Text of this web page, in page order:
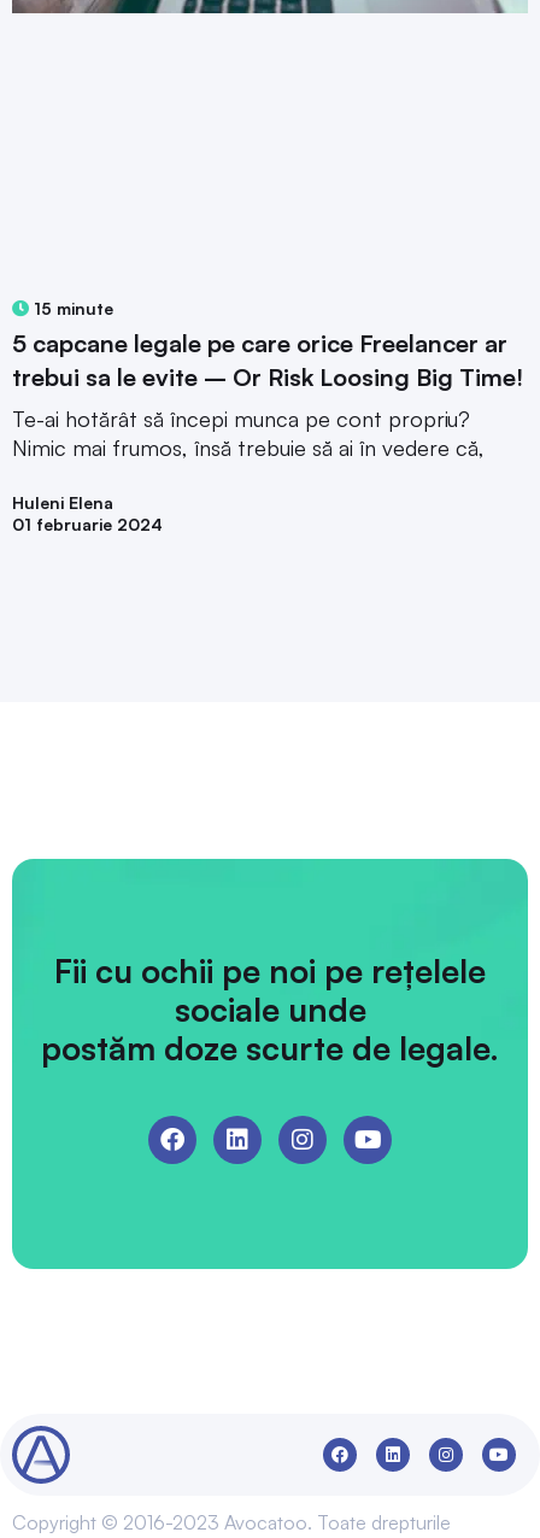
15 minute
5 capcane legale pe care orice Freelancer ar
trebui sa le evite – Or Risk Loosing Big Time!
Te-ai hotărât să începi munca pe cont propriu?
Nimic mai frumos, însă trebuie să ai în vedere că,
Huleni Elena
01 februarie 2024
Fii cu ochii pe noi pe rețelele
sociale unde
postăm doze scurte de legale.
Copyright © 2016-2023 Avocatoo. Toate drepturile